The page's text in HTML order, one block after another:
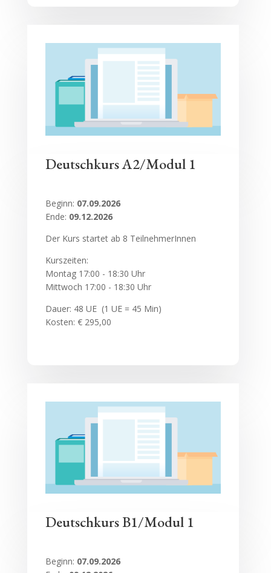
Deutschkurs A2/Modul 1
Beginn: 07.09.2026
Ende: 09.12.2026
Der Kurs startet ab 8 TeilnehmerInnen
Kurszeiten:
Montag 17:00 - 18:30 Uhr
Mittwoch 17:00 - 18:30 Uhr
Dauer: 48 UE (1 UE = 45 Min)
Kosten: € 295,00
Deutschkurs B1/Modul 1
Beginn: 07.09.2026